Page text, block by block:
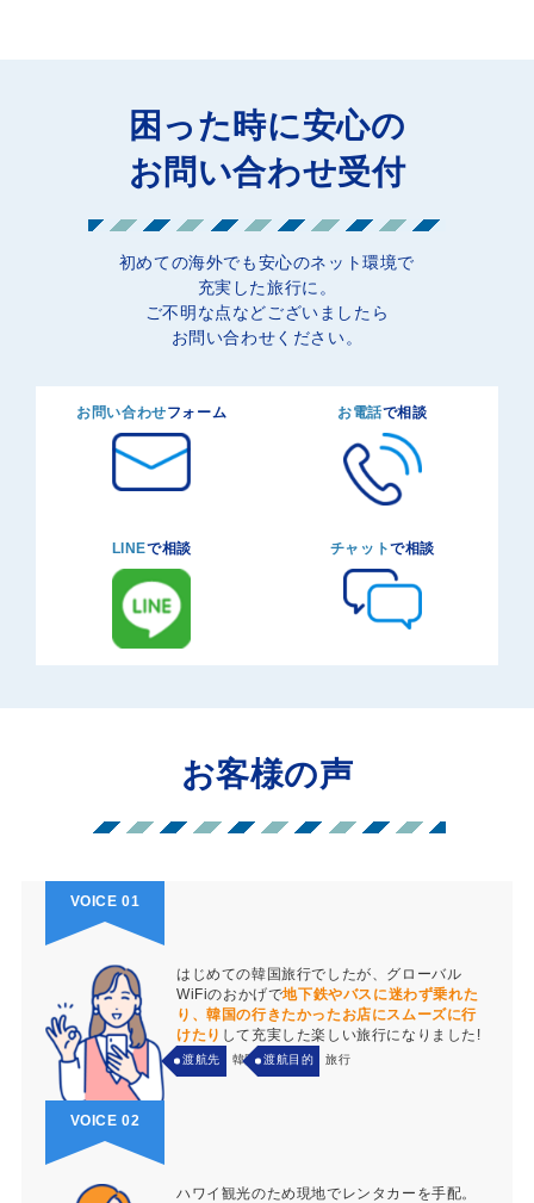
困った時に安心の
お問い合わせ受付
初めての海外でも安心のネット環境で
充実した旅行に。
ご不明な点などございましたら
お問い合わせください。
お問い合わせフォーム お電話で相談
LINEで相談 チャットで相談
お客様の声
VOICE 01
はじめての韓国旅行でしたが、グローバル
WiFiのおかげで地下鉄やバスに迷わず乗れた
り、韓国の行きたかったお店にスムーズに行
けたり して充実した楽しい旅行になりました!
渡航先 韓国 渡航目的 旅行
VOICE 02
ハワイ観光のため現地でレンタカーを手配。